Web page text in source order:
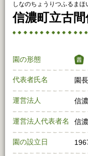
しなのちょうりつふるまほ
信濃町立古間
園の形態
代表者氏名 園
運営法人 信
運営法人代表者名 信
園の設立日